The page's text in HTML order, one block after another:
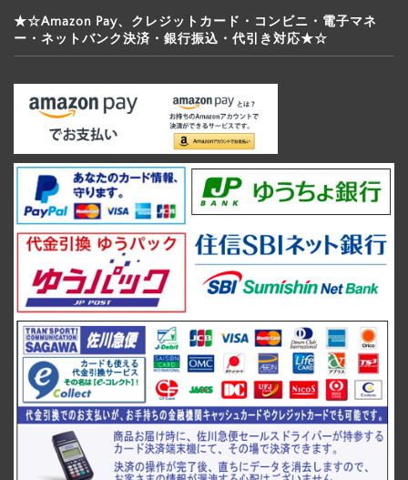
★☆Amazon Pay、クレジットカード・コンビニ・電子マネ
ー・ネットバンク決済・銀行振込・代引き対応★☆